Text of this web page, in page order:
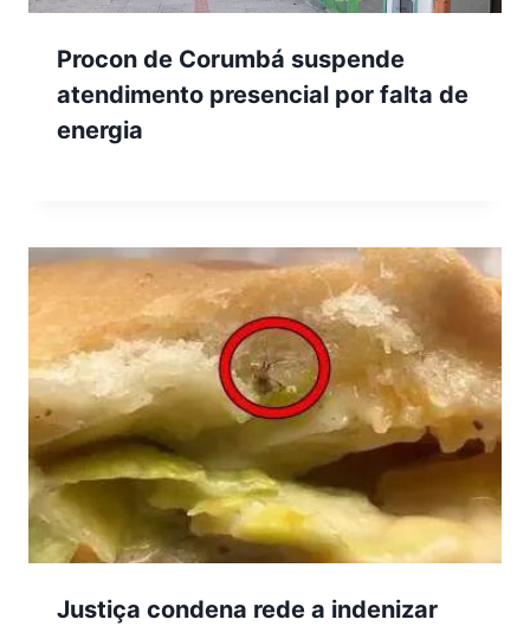
Procon de Corumbá suspende
atendimento presencial por falta de
energia
Justiça condena rede a indenizar